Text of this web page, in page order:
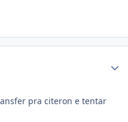
pra citeron e tentar